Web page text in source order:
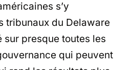
s’y
tribunaux du Delaware
sur presque toutes les
qui peuvent